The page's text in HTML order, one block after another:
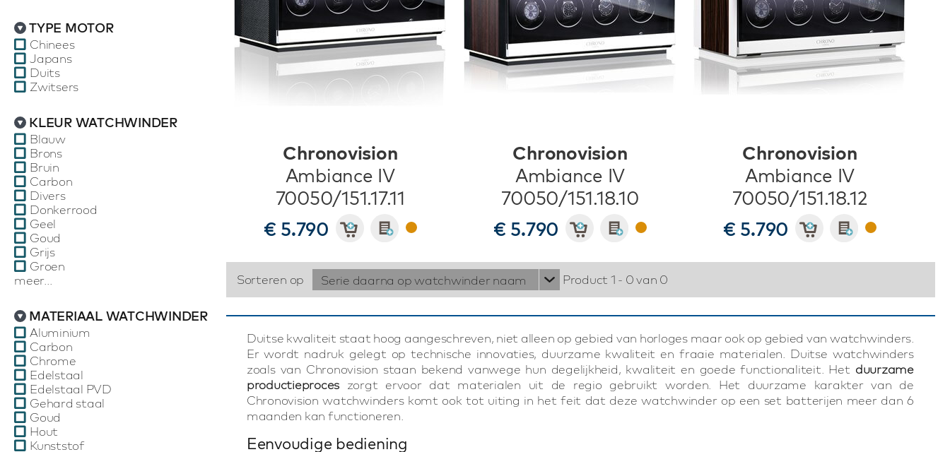
TYPE MOTOR
Chinees
Japans
Duits
Zwitsers
KLEUR WATCHWINDER
Blauw
Brons
Bruin
Carbon
Divers
Donkerrood
Geel
Goud
Grijs
Groen
meer...
MATERIAAL WATCHWINDER
Aluminium
Carbon
Chrome
Edelstaal
Edelstaal PVD
Gehard staal
Goud
Hout
Kunststof
Chronovision
Ambiance IV
70050/151.17.11
€ 5.790
Chronovision
Ambiance IV
70050/151.18.10
€ 5.790
Chronovision
Ambiance IV
70050/151.18.12
€ 5.790
Sorteren op Serie daarna op watchwinder naam Product 1 - 0 van 0
Duitse kwaliteit staat hoog aangeschreven, niet alleen op gebied van horloges maar ook op gebied van watchwinders.
Er wordt nadruk gelegt op technische innovaties, duurzame kwaliteit en fraaie materialen. Duitse watchwinders
zoals van Chronovision staan bekend vanwege hun degelijkheid, kwaliteit en goede functionaliteit. Het duurzame
productieproces zorgt ervoor dat materialen uit de regio gebruikt worden. Het duurzame karakter van de
Chronovision watchwinders komt ook tot uiting in het feit dat deze watchwinder op een set batterijen meer dan 6
maanden kan functioneren.
Eenvoudige bediening